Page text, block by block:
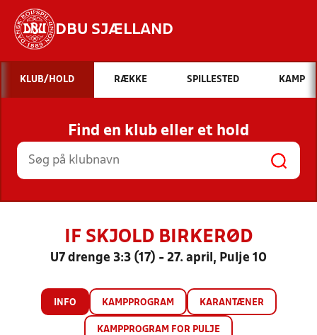
DBU SJÆLLAND
Hvad vil du søge efter?
INDHOLD OG NYHEDER
STILLINGER, RESULTATER, KLUBBER OG
HOLD
KLUB/HOLD RÆKKE SPILLESTED KAMP
Find en klub eller et hold
IF SKJOLD BIRKERØD
U7 drenge 3:3 (17) - 27. april, Pulje 10
INFO KAMPPROGRAM KARANTÆNER
KAMPPROGRAM FOR PULJE